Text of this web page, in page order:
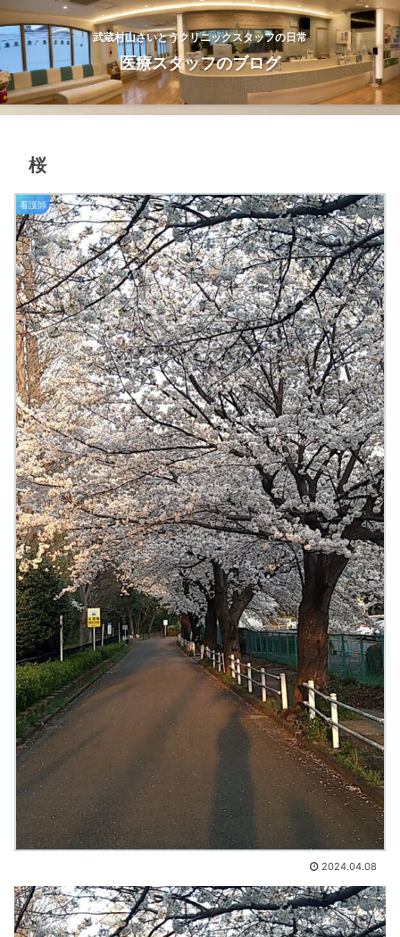
武蔵村山さいとうクリニックスタッフの日常
医療スタッフのブログ
桜
看護師
2024.04.08